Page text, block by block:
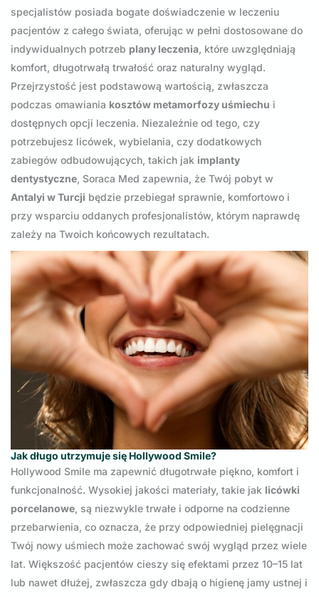
specjalistów posiada bogate doświadczenie w leczeniu
pacjentów z całego świata, oferując w pełni dostosowane do
indywidualnych potrzeb plany leczenia, które uwzględniają
komfort, długotrwałą trwałość oraz naturalny wygląd.
Przejrzystość jest podstawową wartością, zwłaszcza
podczas omawiania kosztów metamorfozy uśmiechu i
dostępnych opcji leczenia. Niezależnie od tego, czy
potrzebujesz licówek, wybielania, czy dodatkowych
zabiegów odbudowujących, takich jak implanty
dentystyczne, Soraca Med zapewnia, że Twój pobyt w
Antalyi w Turcji będzie przebiegał sprawnie, komfortowo i
przy wsparciu oddanych profesjonalistów, którym naprawdę
zależy na Twoich końcowych rezultatach.
Jak długo utrzymuje się Hollywood Smile?
Hollywood Smile ma zapewnić długotrwałe piękno, komfort i
funkcjonalność. Wysokiej jakości materiały, takie jak licówki
porcelanowe, są niezwykle trwałe i odporne na codzienne
przebarwienia, co oznacza, że przy odpowiedniej pielęgnacji
Twój nowy uśmiech może zachować swój wygląd przez wiele
lat. Większość pacjentów cieszy się efektami przez 10–15 lat
lub nawet dłużej, zwłaszcza gdy dbają o higienę jamy ustnej i